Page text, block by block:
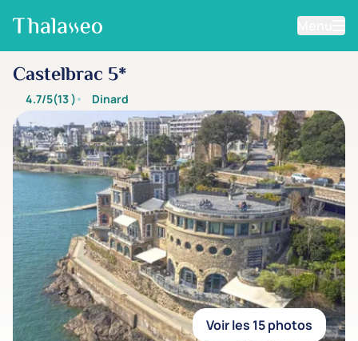
Aller au contenu principal
Castelbrac 5*
4.7/5(13) Dinard
Voir les 15 photos